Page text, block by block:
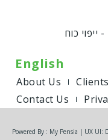
כוח
English
About Us Clients
Contact Us
Powered By : My Pensia | UX UI: